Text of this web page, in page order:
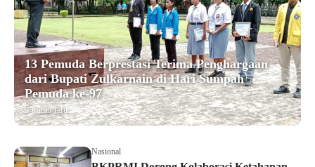
13 Pemuda Berprestasi Terima Penghargaan
dari Bupati Zulkarnain di Hari Sumpah
Pemuda ke-97
9 bulan lalu
Nasional